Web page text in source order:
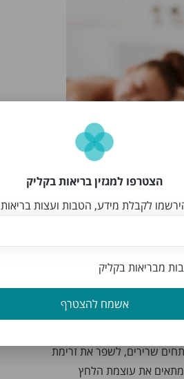
לכל מטופל – שילוב
– כמו גלישות ארוכות,
המתייחסת למצבו הכללי של
שרירים, לשפר את זרימת
את עוצמת הלחץ
הצטרפו למגזין בריאות בקליק
לקבלת מידע, הטבות ועצות בריאות
מבריאות בקליק
אשמח להצטרף